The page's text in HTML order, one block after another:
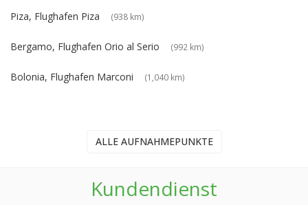
Piza, Flughafen Piza (938 km)
Bergamo, Flughafen Orio al Serio (992 km)
Bolonia, Flughafen Marconi (1,040 km)
ALLE AUFNAHMEPUNKTE
Kundendienst